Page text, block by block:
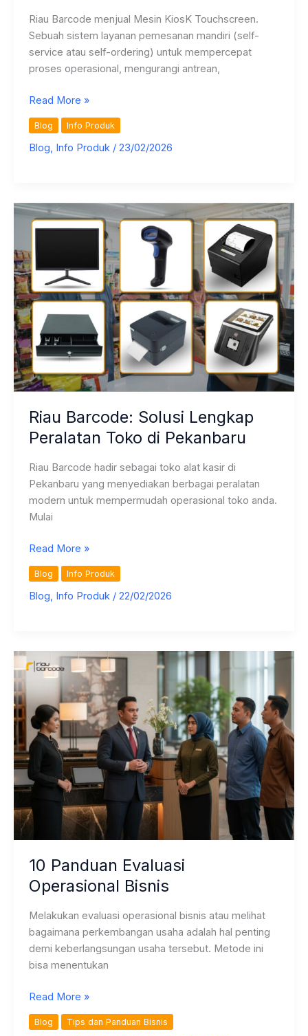
Riau Barcode menjual Mesin KiosK Touchscreen.
Sebuah sistem layanan pemesanan mandiri (self-
service atau self-ordering) untuk mempercepat
proses operasional, mengurangi antrean,
Jual
Mesin
KiosK
Touchscreen
Read More »
Blog Info Produk
Blog, Info Produk/ 23/02/2026
Riau Barcode: Solusi Lengkap
Peralatan Toko di Pekanbaru
Riau Barcode hadir sebagai toko alat kasir di
Pekanbaru yang menyediakan berbagai peralatan
modern untuk mempermudah operasional toko anda.
Mulai
Riau
Barcode:
Solusi
Lengkap
Pekanbaru
Read More »
Blog Info Produk
Blog, Info Produk/ 22/02/2026
10 Panduan Evaluasi
Operasional Bisnis
Melakukan evaluasi operasional bisnis atau melihat
bagaimana perkembangan usaha adalah hal penting
demi keberlangsungan usaha tersebut. Metode ini
bisa menentukan
10
Panduan
Evaluasi
Read More »
Blog Tips dan Panduan Bisnis